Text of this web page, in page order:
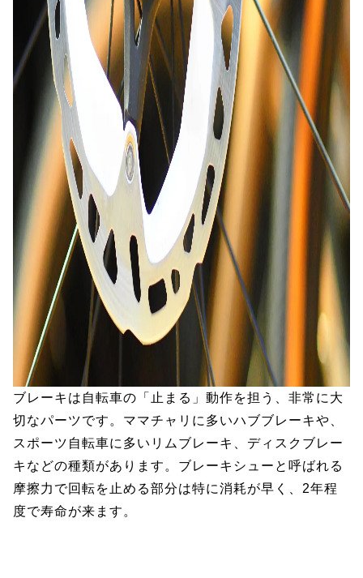
ブレーキは自転車の「止まる」動作を担う、非常に大
切なパーツです。ママチャリに多いハブブレーキや、
スポーツ自転車に多いリムブレーキ、ディスクブレー
キなどの種類があります。ブレーキシューと呼ばれる
摩擦力で回転を止める部分は特に消耗が早く、2年程
度で寿命が来ます。